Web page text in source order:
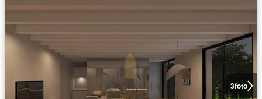
3foto